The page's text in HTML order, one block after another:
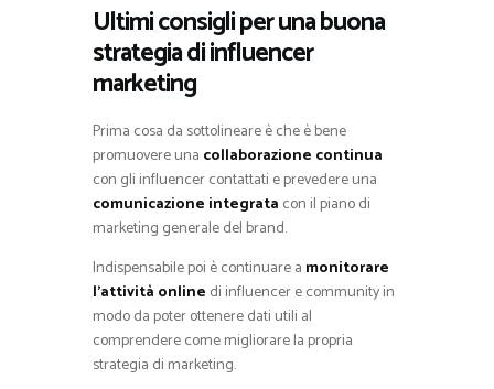
Ultimi consigli per una buona
strategia di influencer
marketing
Prima cosa da sottolineare è che è bene
promuovere una collaborazione continua
con gli influencer contattati e prevedere una
comunicazione integrata con il piano di
marketing generale del brand.
Indispensabile poi è continuare a monitorare
l’attività online di influencer e community in
modo da poter ottenere dati utili al
comprendere come migliorare la propria
strategia di marketing.